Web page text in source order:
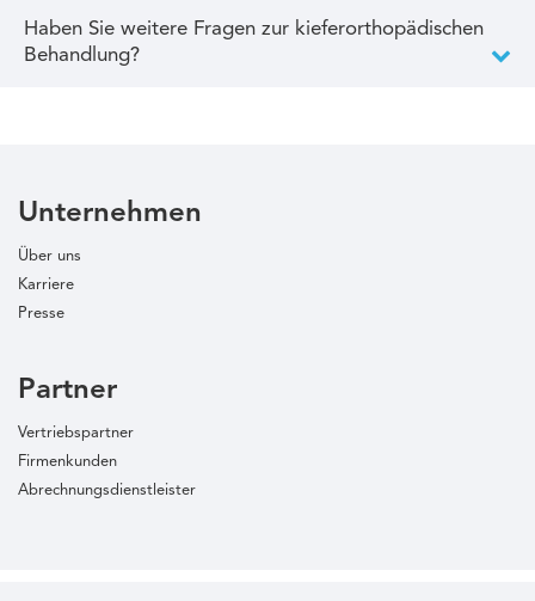
Haben Sie weitere Fragen zur kieferorthopädischen
Behandlung?
Unternehmen
Über uns
Karriere
Presse
Partner
Vertriebspartner
Firmenkunden
Abrechnungsdienstleister